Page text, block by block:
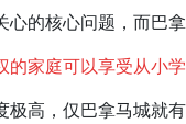
的核心问题，而巴
的家庭可以享受从小
高，仅巴拿马城就